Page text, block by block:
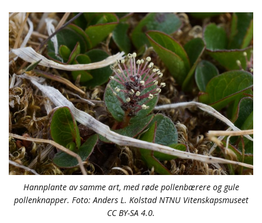
Hannplante av samme art, med røde pollenbærere og gule
pollenknapper. Foto: Anders L. Kolstad NTNU Vitenskapsmuseet
CC BY-SA 4.0.